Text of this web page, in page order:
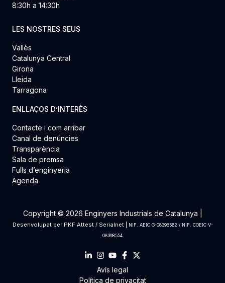
8:30h a 14:30h
LES NOSTRES SEUS
Vallès
Catalunya Central
Girona
Lleida
Tarragona
ENLLAÇOS D’INTERÈS
Contacte i com arribar
Canal de denúncies
Transparència
Sala de premsa
Fulls d’enginyeria
Agenda
Copyright © 2026 Enginyers Industrials de Catalunya |
Desenvolupat per PKF Attest/ Serialnet|
NIF. AEIC G-08398562 / NIF. COEIC V-
08398554
Avís legal
Política de privacitat